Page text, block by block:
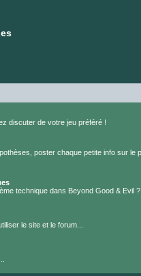
discuter de votre jeu préféré !
poster chaque petite info sur le
technique dans Beyond Good & Evil
le site et le forum...